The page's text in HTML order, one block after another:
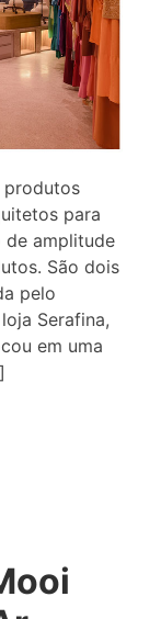
produtos
para
de amplitude
São dois
pelo
Serafina,
em uma